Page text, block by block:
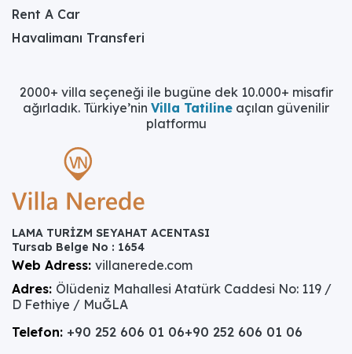
Rent A Car
Havalimanı Transferi
2000+ villa seçeneği ile bugüne dek 10.000+ misafir
ağırladık. Türkiye’nin Villa Tatiline açılan güvenilir
platformu
LAMA TURİZM SEYAHAT ACENTASI
Tursab Belge No : 1654
Web Adress: villanerede.com
Adres: Ölüdeniz Mahallesi Atatürk Caddesi No: 119 /
D Fethiye / MuĞLA
Telefon: +90 252 606 01 06+90 252 606 01 06